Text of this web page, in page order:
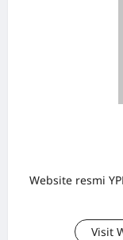
Website resmi
Visit